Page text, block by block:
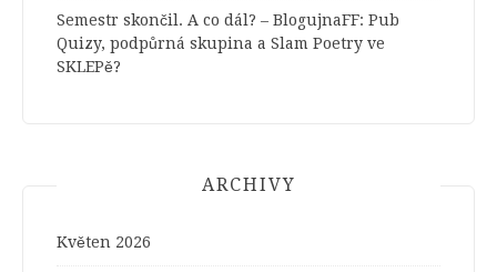
Semestr skončil. A co dál? – BlogujnaFF: Pub
Quizy, podpůrná skupina a Slam Poetry ve
SKLEPě?
ARCHIVY
Květen 2026